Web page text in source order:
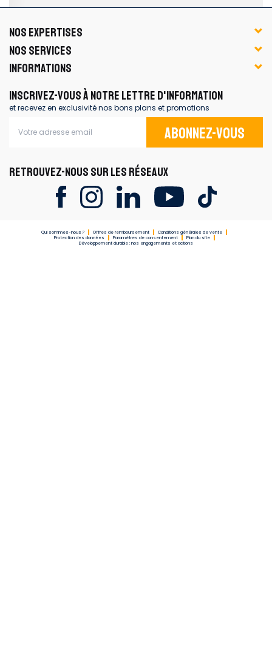
NOS EXPERTISES
NOS SERVICES
INFORMATIONS
INSCRIVEZ-VOUS À NOTRE LETTRE D'INFORMATION
et recevez en exclusivité nos bons plans et promotions
Abonnez-vous
RETROUVEZ-NOUS SUR LES RÉSEAUX
Qui sommes-nous ? Offres de remboursement
Conditions générales de vente
Protection des données
Paramètres de consentement
Plan du site
Développement durable : nos engagements et actions